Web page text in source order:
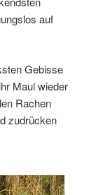
auf
Gebisse
Maul wieder
Rachen
zudrücken